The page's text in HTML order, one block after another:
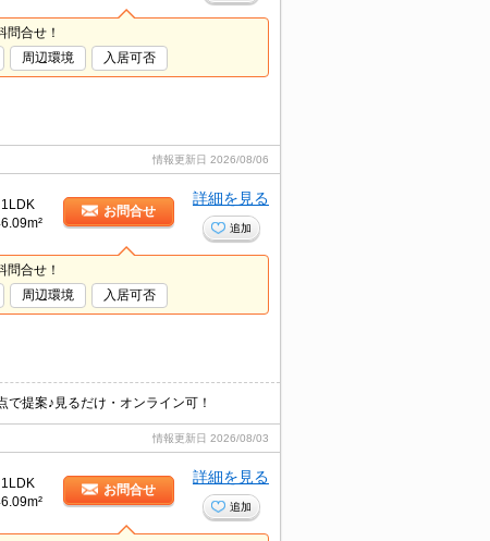
問合せ！
周辺環境 入居可否
情報更新日 2026/08/06
1LDK
お問合せ
詳細を見る
追加
問合せ！
周辺環境 入居可否
提案♪見るだけ・オンライン可！
情報更新日 2026/08/03
1LDK
お問合せ
詳細を見る
追加